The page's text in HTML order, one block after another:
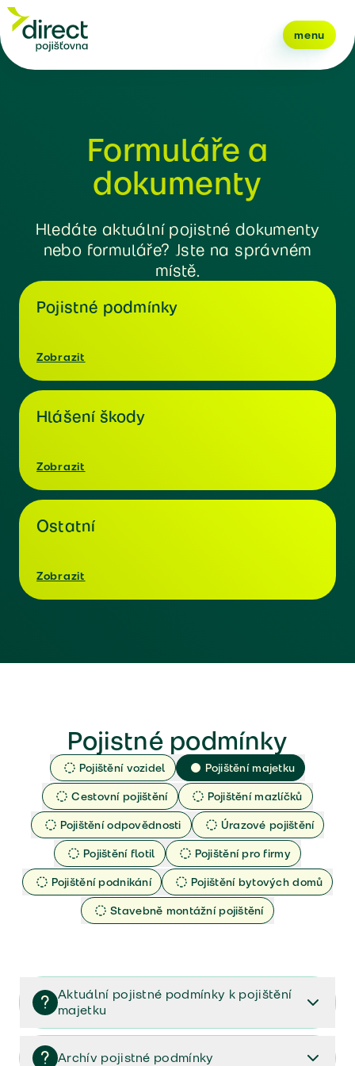
menu
Formuláře a
dokumenty
Hledáte aktuální pojistné dokumenty
nebo formuláře? Jste na správném
místě.
Pojistné podmínky
Zobrazit
Hlášení škody
Zobrazit
Ostatní
Zobrazit
Pojistné podmínky
Pojištění vozidel
Pojištění majetku
Cestovní pojištění
Pojištění mazlíčků
Pojištění odpovědnosti
Úrazové pojištění
Pojištění flotil
Pojištění pro firmy
Pojištění podnikání
Pojištění bytových domů
Stavebně montážní pojištění
Aktuální pojistné podmínky k pojištění
majetku
Dokumenty k vašemu pojištění majetku (PPM-
10/2025)
Archív pojistné podmínky